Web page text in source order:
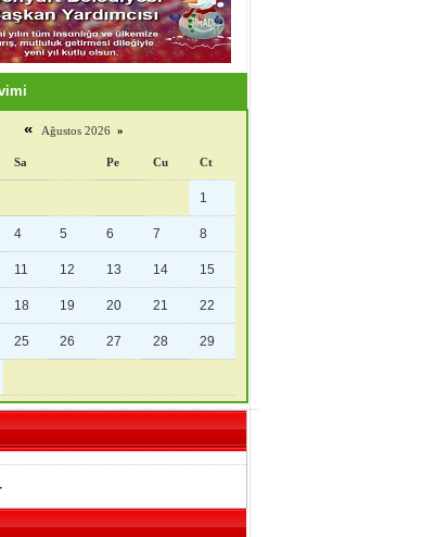
« Ağustos 2026 »
Sa Pe Cu Ct
1
4 5 6 7 8
11 12 13 14 15
18 19 20 21 22
25 26 27 28 29